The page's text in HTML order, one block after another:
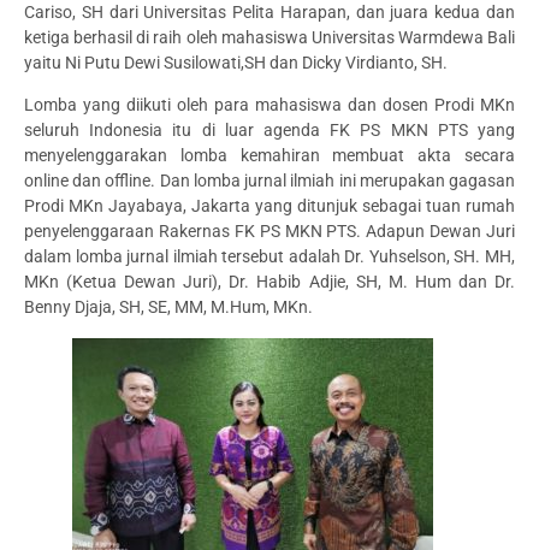
Cariso, SH dari Universitas Pelita Harapan, dan juara kedua dan
ketiga berhasil di raih oleh mahasiswa Universitas Warmdewa Bali
yaitu Ni Putu Dewi Susilowati,SH dan Dicky Virdianto, SH.
Lomba yang diikuti oleh para mahasiswa dan dosen Prodi MKn
seluruh Indonesia itu di luar agenda FK PS MKN PTS yang
menyelenggarakan lomba kemahiran membuat akta secara
online dan offline. Dan lomba jurnal ilmiah ini merupakan gagasan
Prodi MKn Jayabaya, Jakarta yang ditunjuk sebagai tuan rumah
penyelenggaraan Rakernas FK PS MKN PTS. Adapun Dewan Juri
dalam lomba jurnal ilmiah tersebut adalah Dr. Yuhselson, SH. MH,
MKn (Ketua Dewan Juri), Dr. Habib Adjie, SH, M. Hum dan Dr.
Benny Djaja, SH, SE, MM, M.Hum, MKn.